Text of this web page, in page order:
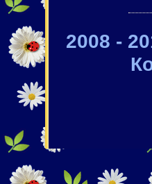
2008 -